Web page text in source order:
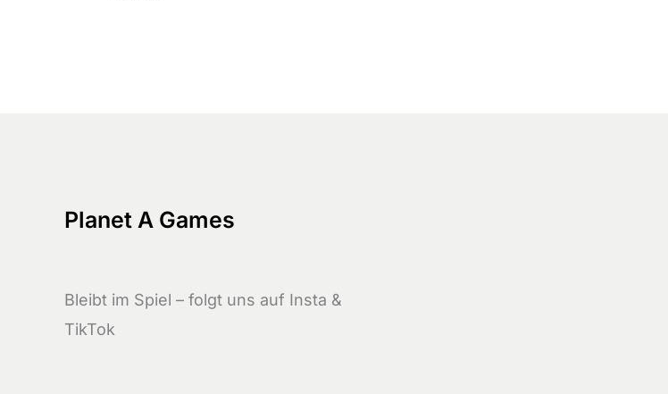
Planet A Games
Bleibt im Spiel – folgt uns auf Insta &
TikTok